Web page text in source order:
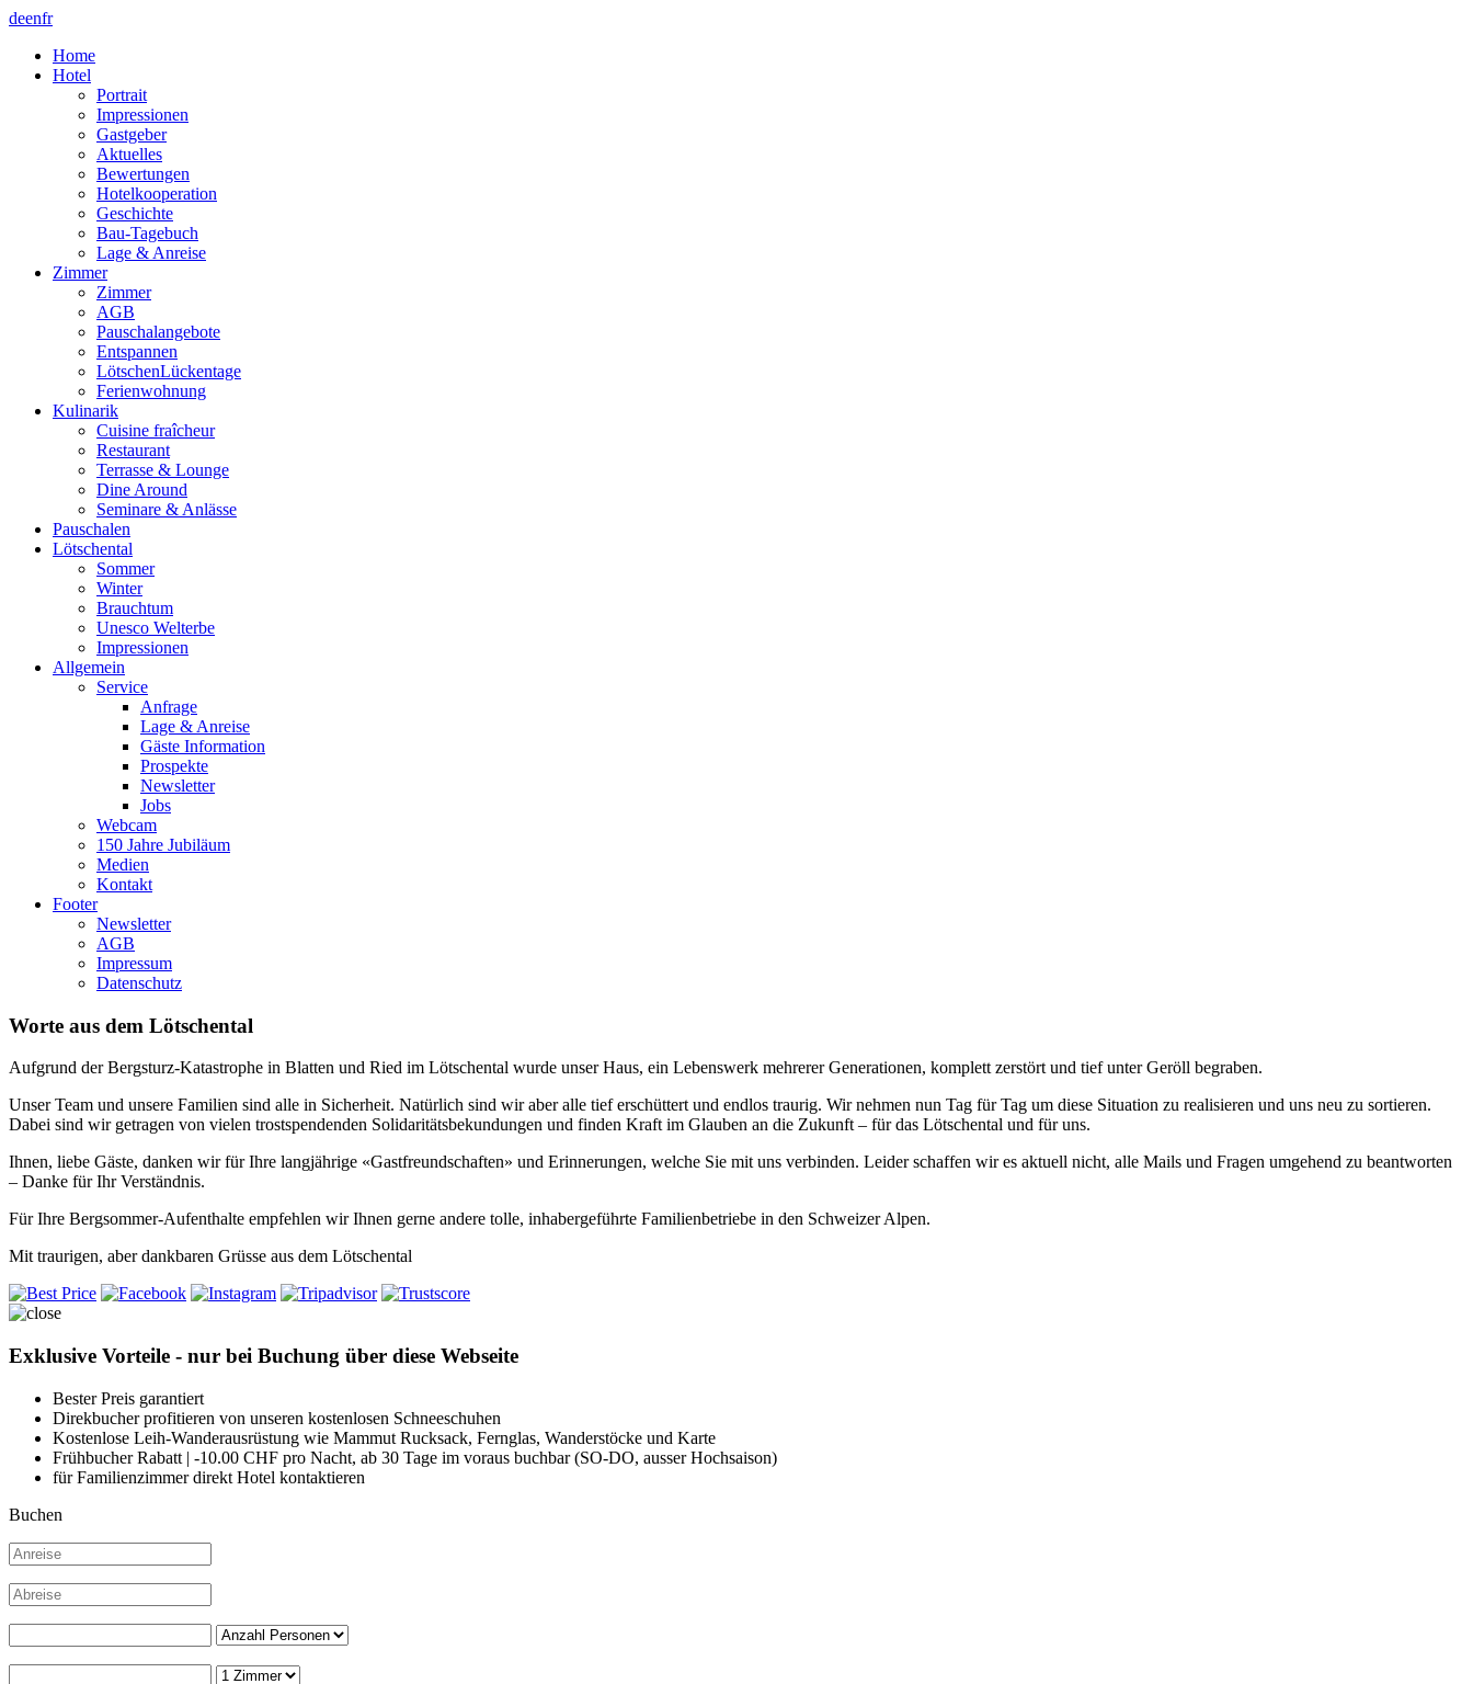
deenfr
Home
Hotel
Portrait
Impressionen
Gastgeber
Aktuelles
Bewertungen
Hotelkooperation
Geschichte
Bau-Tagebuch
Lage & Anreise
Zimmer
Zimmer
AGB
Pauschalangebote
Entspannen
LötschenLückentage
Ferienwohnung
Kulinarik
Cuisine fraîcheur
Restaurant
Terrasse & Lounge
Dine Around
Seminare & Anlässe
Pauschalen
Lötschental
Sommer
Winter
Brauchtum
Unesco Welterbe
Impressionen
Allgemein
Service
Anfrage
Lage & Anreise
Gäste Information
Prospekte
Newsletter
Jobs
Webcam
150 Jahre Jubiläum
Medien
Kontakt
Footer
Newsletter
AGB
Impressum
Datenschutz
Worte aus dem Lötschental
Aufgrund der Bergsturz-Katastrophe in Blatten und Ried im Lötschental wurde unser Haus, ein Lebenswerk mehrerer Generationen, komplett zerstört und tief unter Geröll begraben.
Unser Team und unsere Familien sind alle in Sicherheit. Natürlich sind wir aber alle tief erschüttert und endlos traurig. Wir nehmen nun Tag für Tag um diese Situation zu realisieren und uns neu zu sortieren.
Dabei sind wir getragen von vielen trostspendenden Solidaritätsbekundungen und finden Kraft im Glauben an die Zukunft – für das Lötschental und für uns.
Ihnen, liebe Gäste, danken wir für Ihre langjährige «Gastfreundschaften» und Erinnerungen, welche Sie mit uns verbinden. Leider schaffen wir es aktuell nicht, alle Mails und Fragen umgehend zu beantworten
– Danke für Ihr Verständnis.
Für Ihre Bergsommer-Aufenthalte empfehlen wir Ihnen gerne andere tolle, inhabergeführte Familienbetriebe in den Schweizer Alpen.
Mit traurigen, aber dankbaren Grüsse aus dem Lötschental
Exklusive Vorteile - nur bei Buchung über diese Webseite
Bester Preis garantiert
Direkbucher profitieren von unseren kostenlosen Schneeschuhen
Kostenlose Leih-Wanderausrüstung wie Mammut Rucksack, Fernglas, Wanderstöcke und Karte
Frühbucher Rabatt | -10.00 CHF pro Nacht, ab 30 Tage im voraus buchbar (SO-DO, ausser Hochsaison)
für Familienzimmer direkt Hotel kontaktieren
Buchen